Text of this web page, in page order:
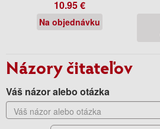
10.95 €
Na objednávku
Názory čitateľov
Váš názor alebo otázka